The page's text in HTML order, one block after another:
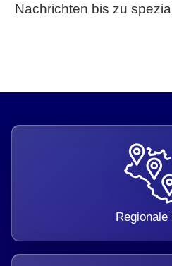
Nachrichten bis zu
Regionale